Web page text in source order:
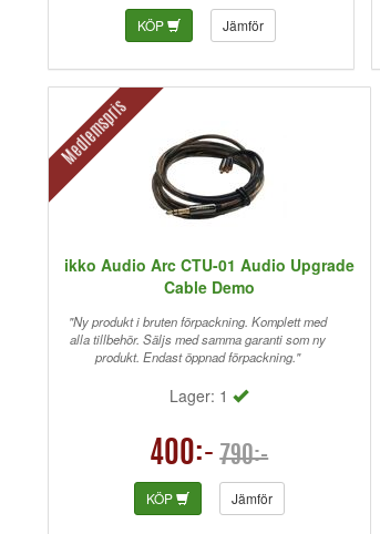
KÖP Jämför
Medlemspris
ikko Audio Arc CTU-01 Audio Upgrade
Cable Demo
"Ny produkt i bruten förpackning. Komplett med
alla tillbehör. Säljs med samma garanti som ny
produkt. Endast öppnad förpackning."
Lager: 1
400:- 790:-
KÖP Jämför